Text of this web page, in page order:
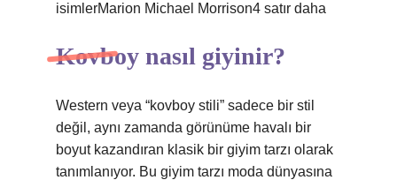
isimlerMarion Michael Morrison4 satır daha
Kovboy nasıl giyinir?
Western veya “kovboy stili” sadece bir stil
değil, aynı zamanda görünüme havalı bir
boyut kazandıran klasik bir giyim tarzı olarak
tanımlanıyor. Bu giyim tarzı moda dünyasına